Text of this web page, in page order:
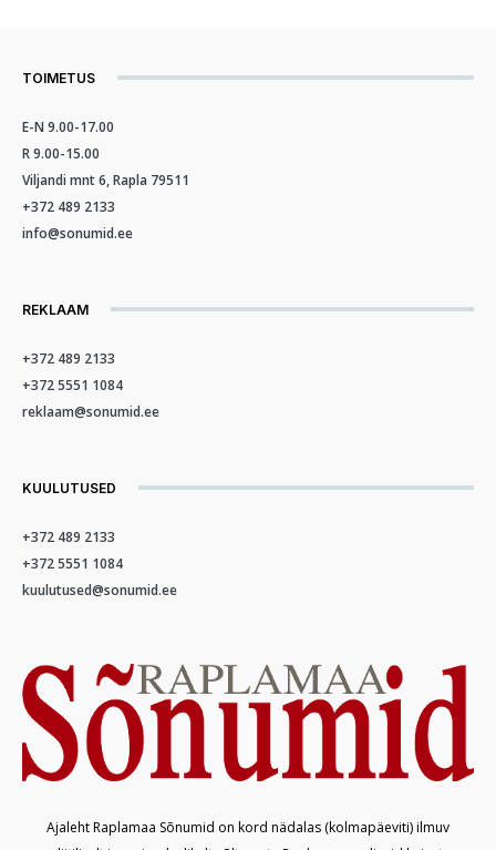
TOIMETUS
E-N 9.00-17.00
R 9.00-15.00
Viljandi mnt 6, Rapla 79511
+372 489 2133
info@sonumid.ee
REKLAAM
+372 489 2133
+372 5551 1084
reklaam@sonumid.ee
KUULUTUSED
+372 489 2133
+372 5551 1084
kuulutused@sonumid.ee
Ajaleht Raplamaa Sõnumid on kord nädalas (kolmapäeviti) ilmuv